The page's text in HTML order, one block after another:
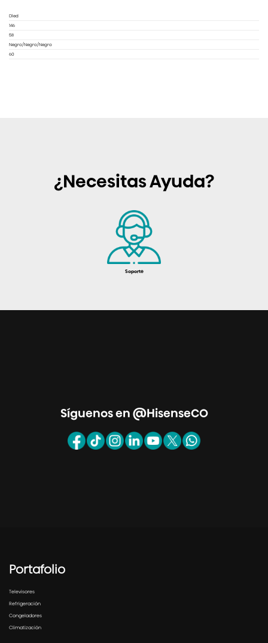
Dled
146
58
Negro/Negro/Negro
60
¿Necesitas Ayuda?
Soporte
Síguenos en @HisenseCO
Portafolio
Televisores
Refrigeración
Congeladores
Climatización